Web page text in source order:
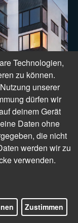
Technologien,
zu können.
unserer
dürfen wir
deinem Gerät
Daten ohne
die nicht
werden wir zu
verwenden.
Zustimmen